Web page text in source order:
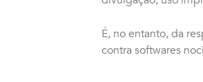
É, no entanto, da
contra softwares